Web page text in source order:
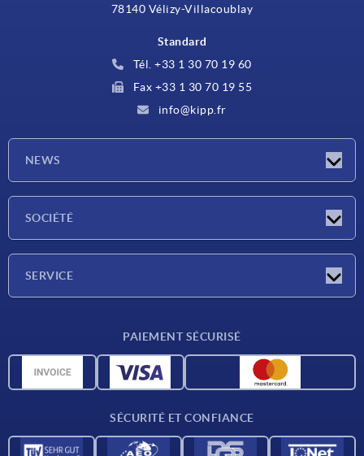
78140 Vélizy-Villacoublay
Standard
Tél. +33 1 30 70 19 60
Fax +33 1 30 70 19 55
info@kipp.fr
NEWS
SOCIÉTÉ
SERVICE
Données CAO
PAIEMENT SÉCURISÉ
SÉCURITÉ ET CONFIANCE